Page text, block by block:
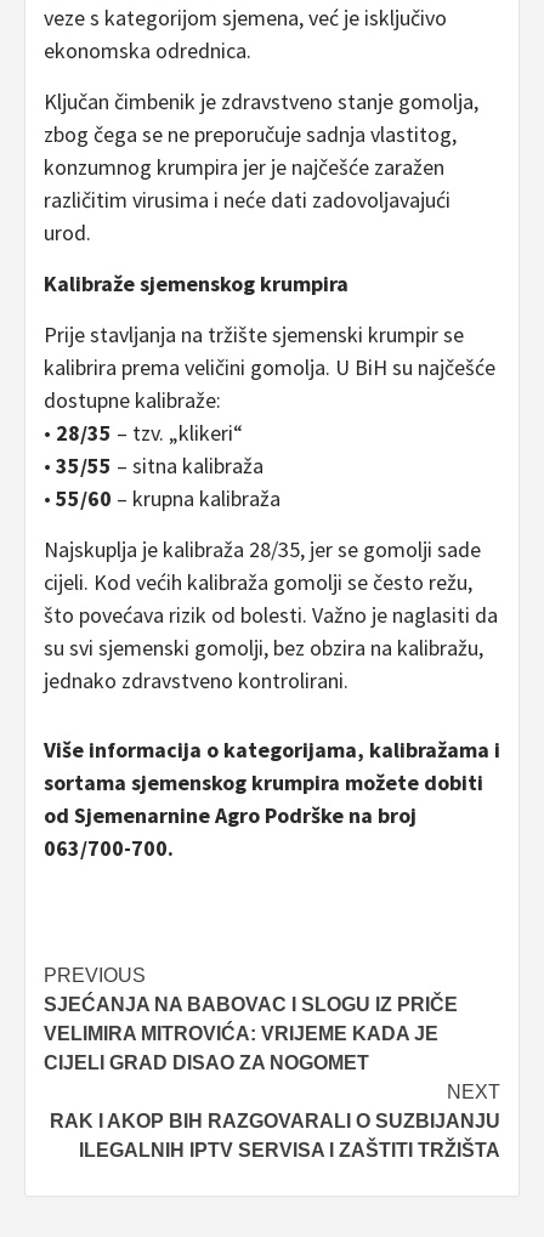
veze s kategorijom sjemena, već je isključivo
ekonomska odrednica.
Ključan čimbenik je zdravstveno stanje gomolja,
zbog čega se ne preporučuje sadnja vlastitog,
konzumnog krumpira jer je najčešće zaražen
različitim virusima i neće dati zadovoljavajući
urod.
Kalibraže sjemenskog krumpira
Prije stavljanja na tržište sjemenski krumpir se
kalibrira prema veličini gomolja. U BiH su najčešće
dostupne kalibraže:
• 28/35 – tzv. „klikeri“
• 35/55 – sitna kalibraža
• 55/60 – krupna kalibraža
Najskuplja je kalibraža 28/35, jer se gomolji sade
cijeli. Kod većih kalibraža gomolji se često režu,
što povećava rizik od bolesti. Važno je naglasiti da
su svi sjemenski gomolji, bez obzira na kalibražu,
jednako zdravstveno kontrolirani.
Više informacija o kategorijama, kalibražama i
sortama sjemenskog krumpira možete dobiti
od Sjemenarnine Agro Podrške na broj
063/700-700.
Post
navigation
PREVIOUS
SJEĆANJA NA BABOVAC I SLOGU IZ PRIČE
VELIMIRA MITROVIĆA: VRIJEME KADA JE
CIJELI GRAD DISAO ZA NOGOMET
NEXT
RAK I AKOP BIH RAZGOVARALI O SUZBIJANJU
ILEGALNIH IPTV SERVISA I ZAŠTITI TRŽIŠTA